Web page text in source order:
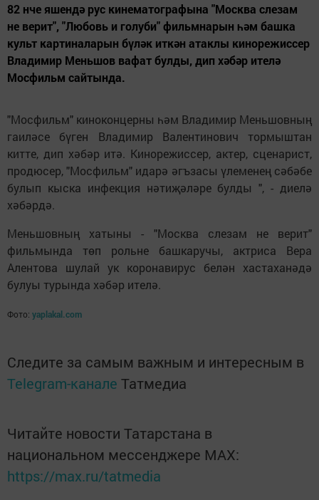
82 нче яшендә рус кинематографына "Москва слезам
не верит", "Любовь и голуби" фильмнарын һәм башка
культ картиналарын бүләк иткән атаклы кинорежиссер
Владимир Меньшов вафат булды, дип хәбәр ителә
Мосфильм сайтында.
"Мосфильм" киноконцерны һәм Владимир Меньшовның
гаиләсе бүген Владимир Валентинович тормыштан
китте, дип хәбәр итә. Кинорежиссер, актер, сценарист,
продюсер, "Мосфильм" идарә әгъзасы үлеменең сәбәбе
булып кыска инфекция нәтиҗәләре булды ", - диелә
хәбәрдә.
Меньшовның хатыны - "Москва слезам не верит"
фильмында төп рольне башкаручы, актриса Вера
Алентова шулай ук коронавирус белән хастаханәдә
булуы турында хәбәр ителә.
Фото: yaplakal.com
Следите за самым важным и интересным в
Telegram-канале Татмедиа
Читайте новости Татарстана в
национальном мессенджере MАХ:
https://max.ru/tatmedia